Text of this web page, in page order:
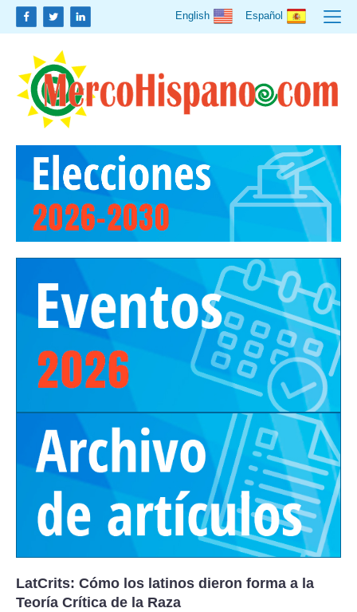
English Español
LatCrits: Cómo los latinos dieron forma a la
Teoría Crítica de la Raza